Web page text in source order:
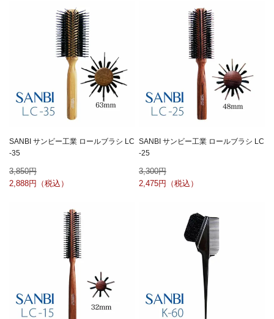
SANBI サンビー工業 ロールブラシ LC
-35
3,850
2,888
SANBI サンビー工業 ロールブラシ LC
-25
3,300
2,475